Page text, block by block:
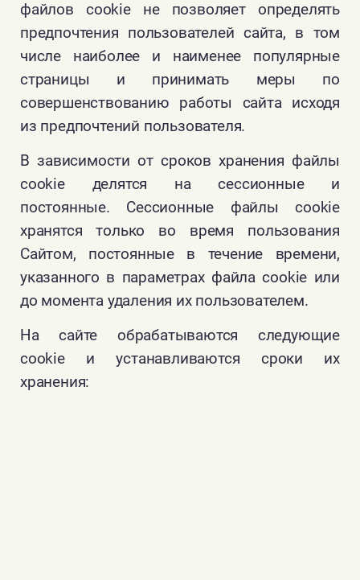
файлов cookie не позволяет определять
предпочтения пользователей сайта, в том
числе наиболее и наименее популярные
страницы и принимать меры по
совершенствованию работы сайта исходя
из предпочтений пользователя.
В зависимости от сроков хранения файлы
cookie делятся на сессионные и
постоянные. Сессионные файлы cookie
хранятся только во время пользования
Сайтом, постоянные в течение времени,
указанного в параметрах файла cookie или
до момента удаления их пользователем.
На сайте обрабатываются следующие
cookie и устанавливаются сроки их
хранения: